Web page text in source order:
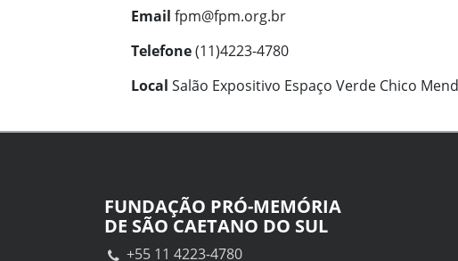
Email fpm@fpm.org.br
Telefone(11)4223-4780
Local Salão Expositivo Espaço Verde Chico
FUNDAÇÃO PRÓ-MEMÓRIA
DE SÃO CAETANO DO SUL
+55 11 4223-4780